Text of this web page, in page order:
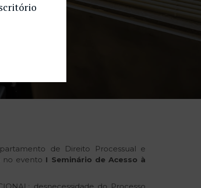
de Direito Processual e
no evento I Seminário de Acesso à
desnecessidade do Processo